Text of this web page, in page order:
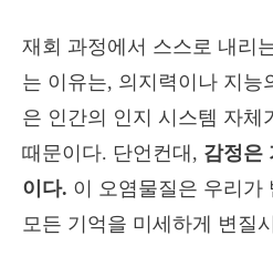
재회 과정에서 스스로 내리
는 이유는, 의지력이나 지능
은 인간의 인지 시스템 자체
때문이다. 단언컨대, 감정은
이다. 이 오염물질은 우리가
모든 기억을 미세하게 변질